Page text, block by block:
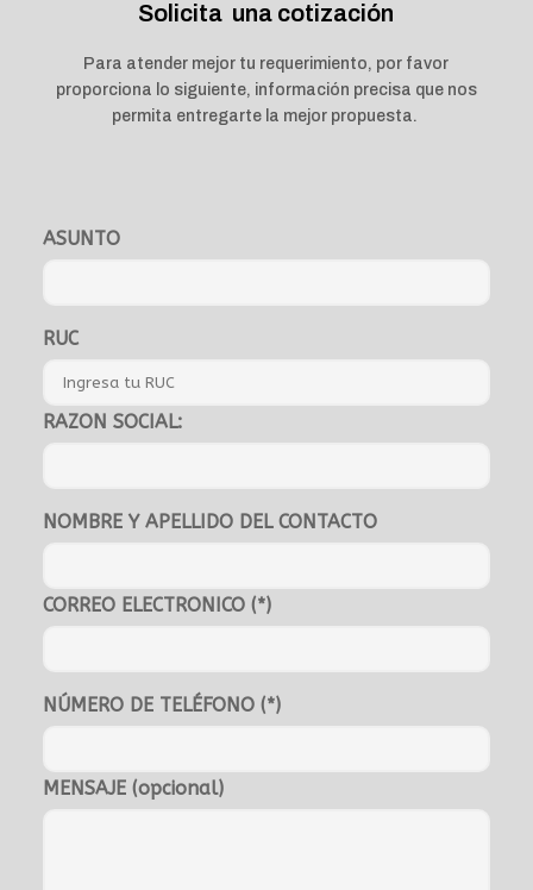
Solicita una cotización
Para atender mejor tu requerimiento, por favor
proporciona lo siguiente, información precisa que nos
permita entregarte la mejor propuesta.
ASUNTO
RUC
RAZON SOCIAL:
NOMBRE Y APELLIDO DEL CONTACTO
CORREO ELECTRONICO (*)
NÚMERO DE TELÉFONO (*)
MENSAJE (opcional)